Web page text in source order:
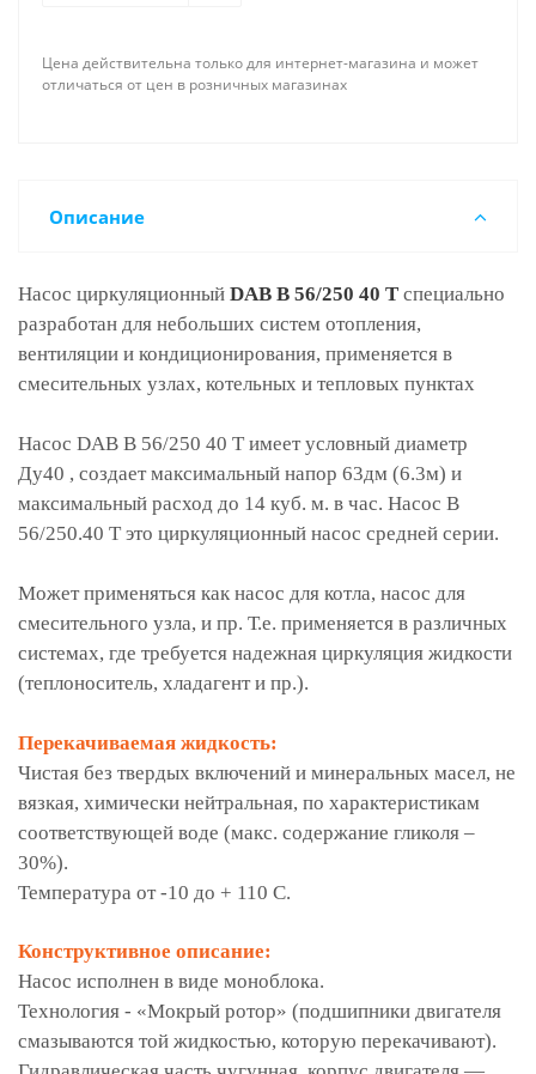
Цена действительна только для интернет-магазина и может
отличаться от цен в розничных магазинах
Описание
Насос циркуляционный DAB B 56/250 40 T специально
разработан для небольших систем отопления,
вентиляции и кондиционирования, применяется в
смесительных узлах, котельных и тепловых пунктах
Насос DAB B 56/250 40 T имеет условный диаметр
Ду40 , создает максимальный напор 63дм (6.3м) и
максимальный расход до 14 куб. м. в час. Насос B
56/250.40 T это циркуляционный насос средней серии.
Может применяться как насос для котла, насос для
смесительного узла, и пр. Т.е. применяется в различных
системах, где требуется надежная циркуляция жидкости
(теплоноситель, хладагент и пр.).
Перекачиваемая жидкость:
Чистая без твердых включений и минеральных масел, не
вязкая, химически нейтральная, по характеристикам
соответствующей воде (макс. содержание гликоля –
30%).
Температура от -10 до + 110 С.
Конструктивное описание:
Насос исполнен в виде моноблока.
Технология - «Мокрый ротор» (подшипники двигателя
смазываются той жидкостью, которую перекачивают).